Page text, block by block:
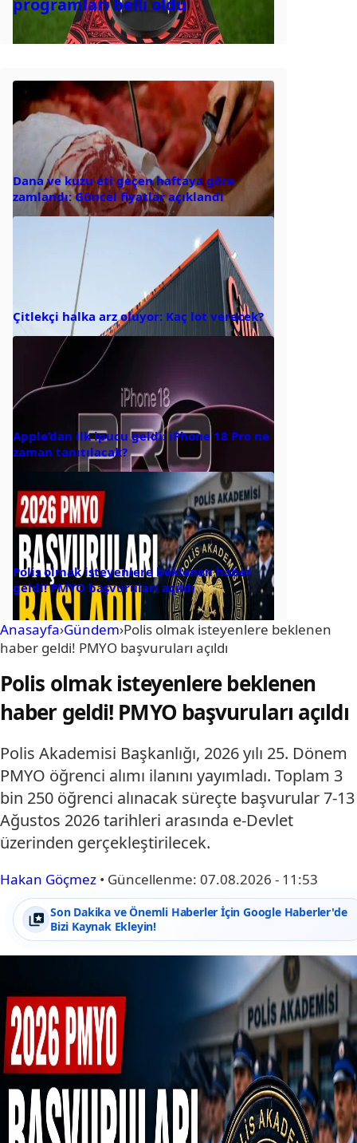
programları belli oldu
Dana ve kuzu eti geçen haftaya göre
zamlandı: Güncel fiyatlar açıklandı
Çitlekçi halka arz oluyor: Kaç lot verecek?
Apple’dan ilk ipucu geldi: iPhone 18 Pro ne
zaman tanıtılacak?
Polis olmak isteyenlere beklenen haber
geldi! PMYO başvuruları açıldı
Anasayfa›Gündem›Polis olmak isteyenlere beklenen
haber geldi! PMYO başvuruları açıldı
Polis olmak isteyenlere beklenen
haber geldi! PMYO başvuruları açıldı
Polis Akademisi Başkanlığı, 2026 yılı 25. Dönem
PMYO öğrenci alımı ilanını yayımladı. Toplam 3
bin 250 öğrenci alınacak süreçte başvurular 7-13
Ağustos 2026 tarihleri arasında e-Devlet
üzerinden gerçekleştirilecek.
Hakan Göçmez • Güncellenme: 07.08.2026 - 11:53
Son Dakika ve Önemli Haberler İçin Google Haberler'de
Bizi Kaynak Ekleyin!